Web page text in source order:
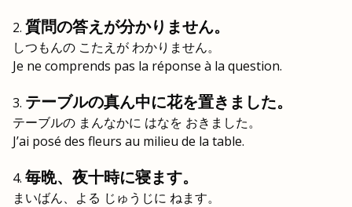
質問の答えが分かりません。
しつもんの こたえが わかりません。
Je ne comprends pas la réponse à la question.
テーブルの真ん中に花を置きました。
テーブルの まんなかに はなを おきました。
J’ai posé des fleurs au milieu de la table.
毎晩、夜十時に寝ます。
まいばん、よる じゅうじに ねます。